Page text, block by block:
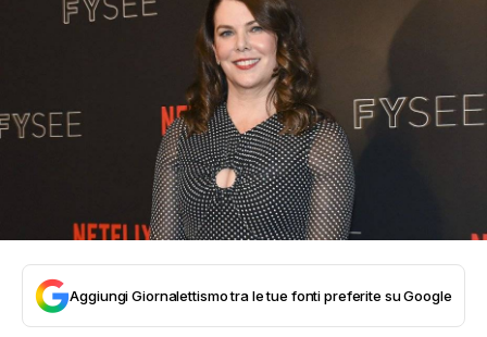
Aggiungi Giornalettismo tra le tue fonti preferite su Google